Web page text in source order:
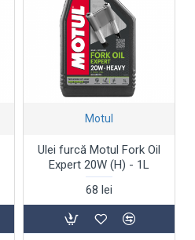
Motul
Ulei furcă Motul Fork Oil
Expert 20W (H) - 1L
68 lei